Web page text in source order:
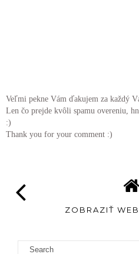
Veľmi pekne Vám ďakujem za každý
Len čo prejde kvôli spamu overeniu,
:)
Thank you for your comment :)
ZOBRAZIŤ